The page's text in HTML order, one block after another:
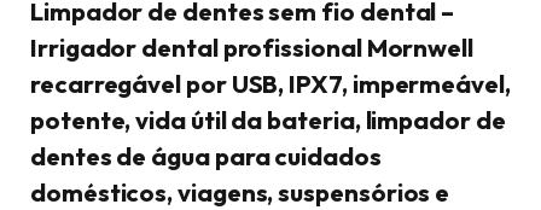
Limpador de dentes sem fio dental –
Irrigador dental profissional Mornwell
recarregável por USB, IPX7, impermeável,
potente, vida útil da bateria, limpador de
dentes de água para cuidados
domésticos, viagens, suspensórios e